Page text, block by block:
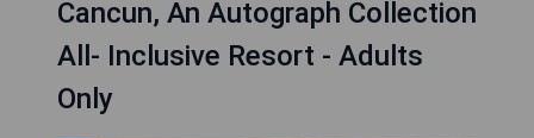
Cancun, An Autograph Collection
All- Inclusive Resort - Adults
Only